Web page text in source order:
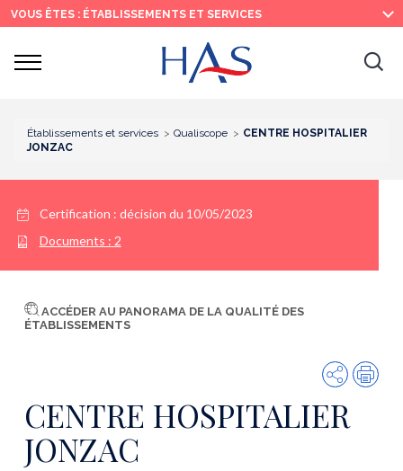
Recherche
Menu
principal
Contenu
principal
VOUS ÊTES : ÉTABLISSEMENTS ET SERVICES
Ouvrir
Établissements et services Qualiscope
CENTRE HOSPITALIER
JONZAC
Certification : décision du 10/05/2023
Documents : 2
ACCÉDER AU PANORAMA DE LA QUALITÉ DES
ÉTABLISSEMENTS
Partager
CENTRE HOSPITALIER
JONZAC